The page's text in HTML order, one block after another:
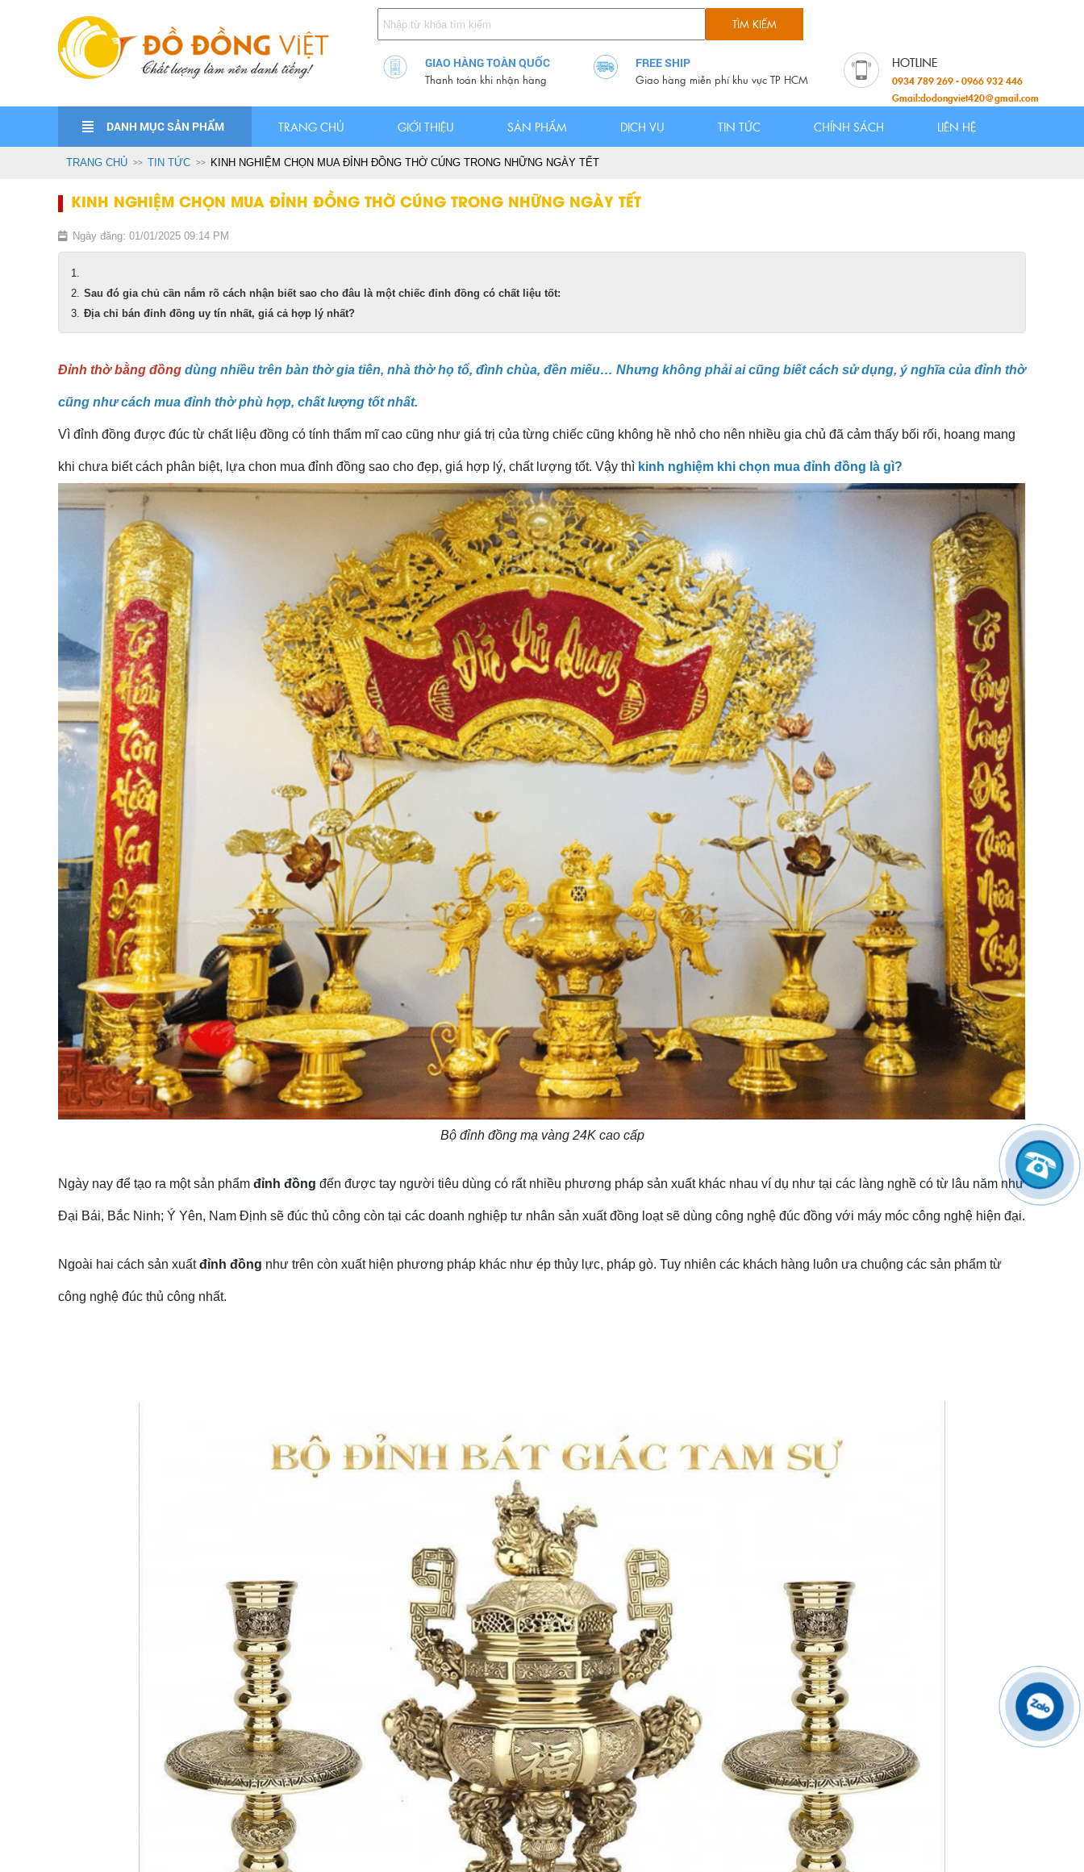
GIAO HÀNG TOÀN QUỐC
Thanh toán khi nhận hàng
FREE SHIP
Giao hàng miễn phí khu vực TP HCM
0934 789 269 - 0966 932 446
Gmail:dodongviet420@gmail.com
DANH MỤC SẢN PHẨM TRANG CHỦ GIỚI THIỆU SẢN PHẨM DỊCH VỤ TIN TỨC CHÍNH SÁCH LIÊN HỆ
TRANG CHỦ TIN TỨC KINH NGHIỆM CHỌN MUA ĐỈNH ĐỒNG THỜ CÚNG TRONG NHỮNG NGÀY TẾT
KINH NGHIỆM CHỌN MUA ĐỈNH ĐỒNG THỜ CÚNG TRONG NHỮNG NGÀY TẾT
Ngày đăng: 01/01/2025 09:14 PM
Sau đó gia chủ cần nắm rõ cách nhận biết sao cho đâu là một chiếc đỉnh đồng có chất liệu tốt:
Địa chỉ bán đỉnh đồng uy tín nhất, giá cả hợp lý nhất?
Đỉnh thờ bằng đồng dùng nhiều trên bàn thờ gia tiên, nhà thờ họ tổ, đình chùa, đền miếu… Nhưng không phải ai cũng biết cách sử dụng, ý nghĩa của đỉnh thờ
cũng như cách mua đỉnh thờ phù hợp, chất lượng tốt nhất.
Vì đỉnh đồng được đúc từ chất liệu đồng có tính thẩm mĩ cao cũng như giá trị của từng chiếc cũng không hề nhỏ cho nên nhiều gia chủ đã cảm thấy bối rối, hoang mang
khi chưa biết cách phân biệt, lựa chon mua đỉnh đồng sao cho đẹp, giá hợp lý, chất lượng tốt. Vậy thì kinh nghiệm khi chọn mua đỉnh đồng là gì?
Bộ đỉnh đồng mạ vàng 24K cao cấp
Ngày nay để tạo ra một sản phẩm đỉnh đồng đến được tay người tiêu dùng có rất nhiều phương pháp sản xuất khác nhau ví dụ như tại các làng nghề có từ lâu năm như
Đại Bái, Bắc Ninh; Ý Yên, Nam Định sẽ đúc thủ công còn tại các doanh nghiệp tư nhân sản xuất đồng loạt sẽ dùng công nghệ đúc đồng với máy móc công nghệ hiện đại.
Ngoài hai cách sản xuấtđỉnh đồng như trên còn xuất hiện phương pháp khác như ép thủy lực, pháp gò. Tuy nhiên các khách hàng luôn ưa chuộng các sản phẩm từ
công nghệ đúc thủ công nhất.